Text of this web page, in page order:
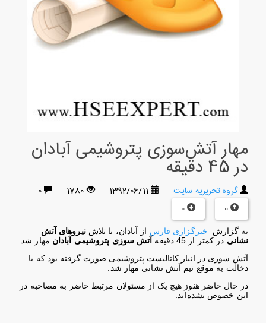
مهار آتش‌سوزی پتروشیمی آبادان
در 45 دقیقه
گروه تحریریه سایت 1392/06/11
1780
0
0
0
به گزارش خبرگزاری فارس از آبادان، با تلاشنیروهای آتش
نشانیدر کمتر از 45 دقیقه آتش سوزی پتروشیمی آبادانمهار شد.
آتش سوزی در انبار کاتالیست پتروشیمی صورت گرفته بود که با
دخالت به موقع تیم آتش نشانی مهار شد.
در حال حاضر هنوز هیچ یک از مسئولان مرتبط حاضر به مصاحبه در
این خصوص نشده‌اند.